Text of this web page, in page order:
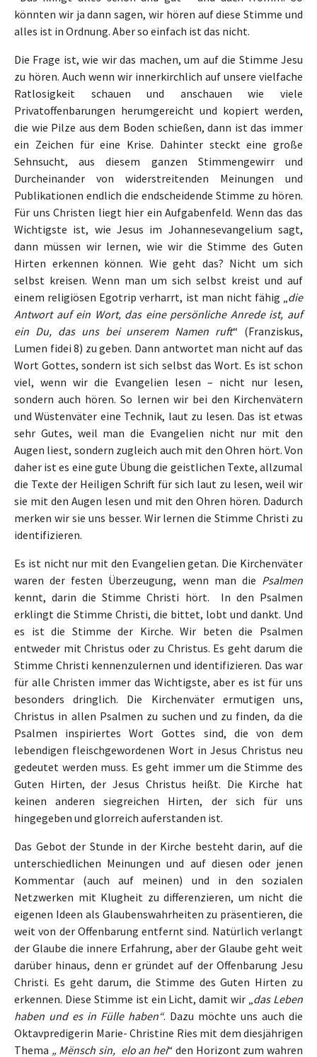
könnten wir ja dann sagen, wir hören auf diese Stimme und
alles ist in Ordnung. Aber so einfach ist das nicht.
Die Frage ist, wie wir das machen, um auf die Stimme Jesu
zu hören. Auch wenn wir innerkirchlich auf unsere vielfache
Ratlosigkeit schauen und anschauen wie viele
Privatoffenbarungen herumgereicht und kopiert werden,
die wie Pilze aus dem Boden schießen, dann ist das immer
ein Zeichen für eine Krise. Dahinter steckt eine große
Sehnsucht, aus diesem ganzen Stimmengewirr und
Durcheinander von widerstreitenden Meinungen und
Publikationen endlich die endscheidende Stimme zu hören.
Für uns Christen liegt hier ein Aufgabenfeld. Wenn das das
Wichtigste ist, wie Jesus im Johannesevangelium sagt,
dann müssen wir lernen, wie wir die Stimme des Guten
Hirten erkennen können. Wie geht das? Nicht um sich
selbst kreisen. Wenn man um sich selbst kreist und auf
einem religiösen Egotrip verharrt, ist man nicht fähig „ die
Antwort auf ein Wort, das eine persönliche Anrede ist, auf
ein Du, das uns bei unserem Namen ruft“ (Franziskus,
Lumen fidei 8) zu geben. Dann antwortet man nicht auf das
Wort Gottes, sondern ist sich selbst das Wort. Es ist schon
viel, wenn wir die Evangelien lesen – nicht nur lesen,
sondern auch hören. So lernen wir bei den Kirchenvätern
und Wüstenväter eine Technik, laut zu lesen. Das ist etwas
sehr Gutes, weil man die Evangelien nicht nur mit den
Augen liest, sondern zugleich auch mit den Ohren hört. Von
daher ist es eine gute Übung die geistlichen Texte, allzumal
die Texte der Heiligen Schrift für sich laut zu lesen, weil wir
sie mit den Augen lesen und mit den Ohren hören. Dadurch
merken wir sie uns besser. Wir lernen die Stimme Christi zu
identifizieren.
Es ist nicht nur mit den Evangelien getan. Die Kirchenväter
waren der festen Überzeugung, wenn man die Psalmen
kennt, darin die Stimme Christi hört. In den Psalmen
erklingt die Stimme Christi, die bittet, lobt und dankt. Und
es ist die Stimme der Kirche. Wir beten die Psalmen
entweder mit Christus oder zu Christus. Es geht darum die
Stimme Christi kennenzulernen und identifizieren. Das war
für alle Christen immer das Wichtigste, aber es ist für uns
besonders dringlich. Die Kirchenväter ermutigen uns,
Christus in allen Psalmen zu suchen und zu finden, da die
Psalmen inspiriertes Wort Gottes sind, die von dem
lebendigen fleischgewordenen Wort in Jesus Christus neu
gedeutet werden muss. Es geht immer um die Stimme des
Guten Hirten, der Jesus Christus heißt. Die Kirche hat
keinen anderen siegreichen Hirten, der sich für uns
hingegeben und glorreich auferstanden ist.
Das Gebot der Stunde in der Kirche besteht darin, auf die
unterschiedlichen Meinungen und auf diesen oder jenen
Kommentar (auch auf meinen) und in den sozialen
Netzwerken mit Klugheit zu differenzieren, um nicht die
eigenen Ideen als Glaubenswahrheiten zu präsentieren, die
weit von der Offenbarung entfernt sind. Natürlich verlangt
der Glaube die innere Erfahrung, aber der Glaube geht weit
darüber hinaus, denn er gründet auf der Offenbarung Jesu
Christi. Es geht darum, die Stimme des Guten Hirten zu
erkennen. Diese Stimme ist ein Licht, damit wir „ das Leben
haben und es in Fülle haben“. Dazu möchte uns auch die
Oktavpredigerin Marie- Christine Ries mit dem diesjährigen
Thema „ Mënsch sin, elo an hei“ den Horizont zum wahren